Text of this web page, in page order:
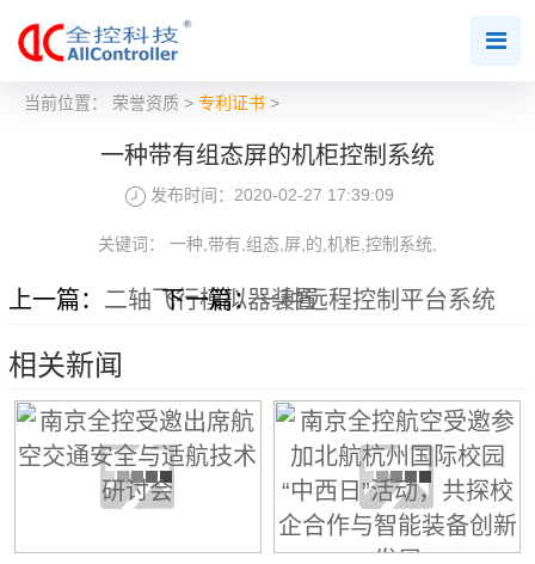
当前位置： 荣誉资质> 专利证书>
一种带有组态屏的机柜控制系统
发布时间：2020-02-27 17:39:09
关键词： 一种,带有,组态,屏,的,机柜,控制系统,
上一篇： 二轴飞行模拟器装置
下一篇：一种远程控制平台系统
相关新闻